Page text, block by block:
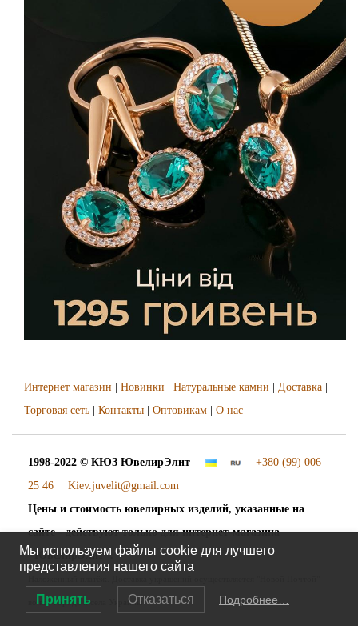
Интернет магазин Новинки Натуральные камни Доставка
Торговая сеть
Контакты Оптовикам О нас
1998-2022 © КЮЗ ЮвелирЭлит
+380 (99) 006
25 46
Kiev.juvelit@gmail.com
Цены и стоимость ювелирных изделий, указанные на
сайте - действуют только для интернет-магазина
"ЮвелирЭлит".
во все города и сёла Украины
Мы используем файлы cookie для лучшего
представления нашего сайта
Принять Отказаться Подробнее…